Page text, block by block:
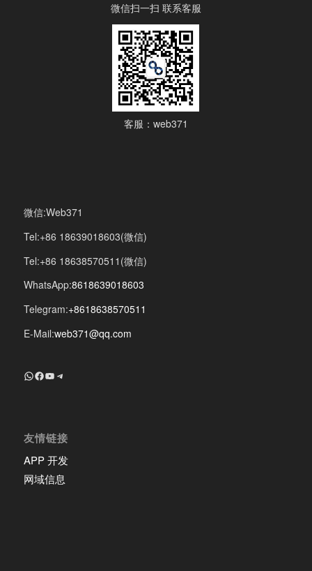
微信扫一扫 联系客服
客服：web371
微信:Web371
Tel:+86 18639018603(微信)
Tel:+86 18638570511(微信)
WhatsApp:8618639018603
Telegram:+8618638570511
E-Mail:web371@qq.com
+8618639018603
Facebook
YouTube
Telegram
友情链接
APP 开发
网域信息